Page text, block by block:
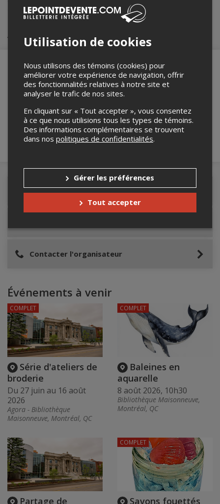
+1 514-872-4213.
Achat de billets
Merci de confirmer que vous n'êtes pas un
robot ci-bas.
Détails de l'événement
Contacter l'organisateur
Événements à venir
Série d'ateliers de
broderie
Du 27 juin au 16 août
2026
Agora - Bibliothèque
Maisonneuve, Montréal, QC
COMPLET
Baleines en
aquarelle
8 août 2026, 10h30
Bibliothèque Maisonneuve,
Montréal, QC
COMPLET
Partage de Savons fouettés
COMPLET
Utilisation de cookies
Nous utilisons des témoins (cookies) pour
améliorer votre expérience de navigation, offrir
des fonctionnalités relatives à notre site et
analyser le trafic de nos sites.
En cliquant sur « Tout accepter », vous consentez
à ce que nous utilisions tous les types de témoins.
Des informations complémentaires se trouvent
dans nos politiques de confidentialités.
Gérer les préférences
Tout accepter